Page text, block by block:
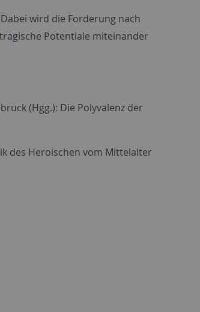
wird die Forderung nach
Potentiale miteinander
(Hgg.): Die Polyvalenz der
des Heroischen vom Mittelalter